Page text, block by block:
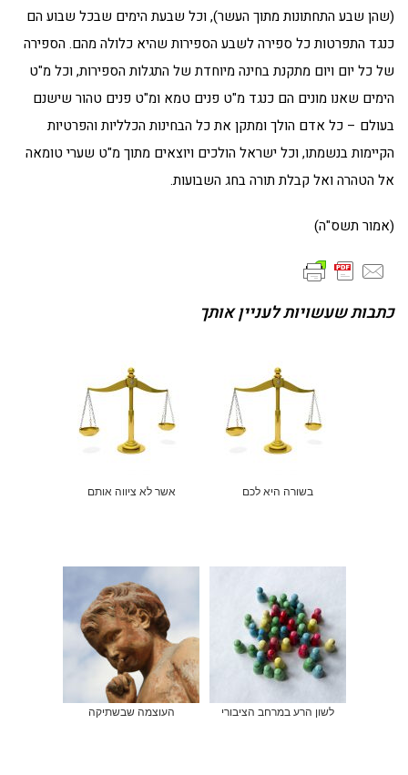
(שהן שבע התחתונות מתוך העשר), וכל שבעת הימים שבכל שבוע הם
כנגד התפרטות כל ספירה לשבע הספירות שהיא כלולה מהם. הספירה
של כל יום ויום מתקנת בחינה מיוחדת של התגלות הספירות, וכל מ"ט
הימים שאנו מונים הם כנגד מ"ט פנים טמא ומ"ט פנים טהור שישנם
בעולם – כל אדם הולך ומתקן את כל הבחינות הכלליות והפרטיות
הקיימות בנשמתו, וכל ישראל הולכים ויוצאים מתוך מ"ט שערי טומאה
אל הטהרה ואל קבלת תורה בחג השבועות.
(אמור תשס"ה)
כתבות שעשויות לעניין אותך
בשורה היא לכם אשר לא ציווה אותם
לשון הרע במרחב הציבורי העוצמה שבשתיקה